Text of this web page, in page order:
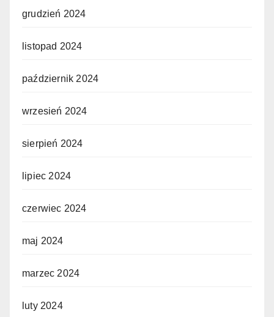
grudzień 2024
listopad 2024
październik 2024
wrzesień 2024
sierpień 2024
lipiec 2024
czerwiec 2024
maj 2024
marzec 2024
luty 2024